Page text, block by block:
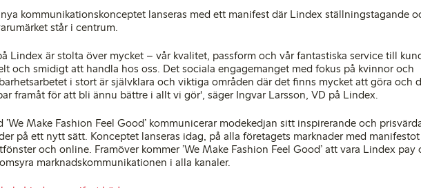
kommunikationskonceptet lanseras med ett manifest där Lindex ställningstagande
står i centrum.
Lindex är stolta över mycket – vår kvalitet, passform och vår fantastiska service till
och smidigt att handla hos oss. Det sociala engagemanget med fokus på kvinnor och
i stort är självklara och viktiga områden där det finns mycket att göra och
framåt för att bli ännu bättre i allt vi gör', säger Ingvar Larsson, VD på Lindex.
’We Make Fashion Feel Good’ kommunicerar modekedjan sitt inspirerande och
på ett nytt sätt. Konceptet lanseras idag, på alla företagets marknader med
och online. Framöver kommer ’We Make Fashion Feel Good’ att vara Lindex pay
marknadskommunikationen i alla kanaler.